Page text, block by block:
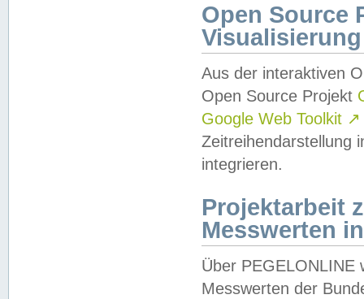
Open Source
Visualisierung
Aus der interaktiven
Open Source Projekt
Google Web Toolkit ↗
Zeitreihendarstellung
integrieren.
Projektarbeit
Messwerten
Über PEGELONLINE
Messwerten der